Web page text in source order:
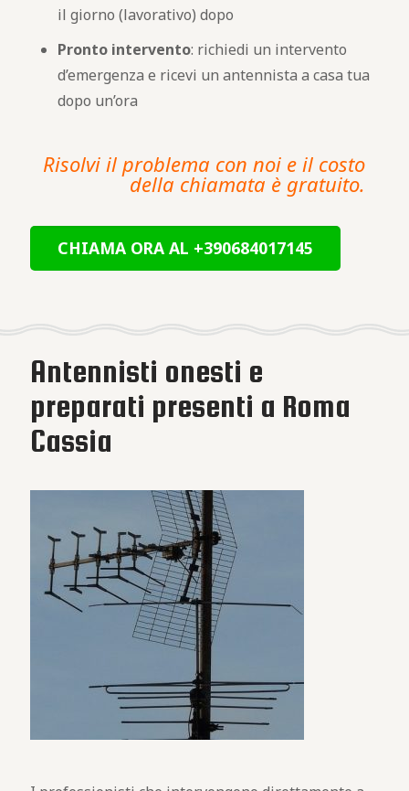
il giorno (lavorativo) dopo
Pronto intervento: richiedi un intervento
d’emergenza e ricevi un antennista a casa tua
dopo un’ora
Risolvi il problema con noi e il costo
della chiamata è gratuito.
CHIAMA ORA AL +390684017145
Antennisti onesti e
preparati presenti a Roma
Cassia